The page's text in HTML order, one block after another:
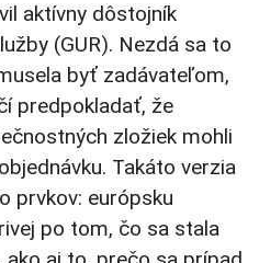
aktívny dôstojník
(GUR). Nezdá sa to
byť zadávateľom,
predpokladať, že
zložiek mohli
Takáto verzia
prvkov: európsku
po tom, čo sa stala